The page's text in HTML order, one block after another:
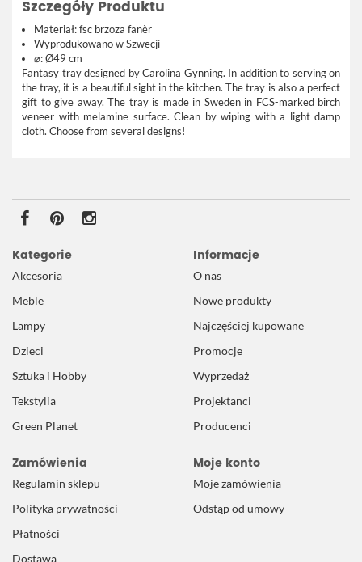
Szczegóły Produktu
Materiał: fsc brzoza fanèr
Wyprodukowano w Szwecji
⌀: Ø49 cm
Fantasy tray designed by Carolina Gynning. In addition to serving on
the tray, it is a beautiful sight in the kitchen. The tray is also a perfect
gift to give away. The tray is made in Sweden in FCS-marked birch
veneer with melamine surface. Clean by wiping with a light damp
cloth. Choose from several designs!
Kategorie
Akcesoria
Meble
Lampy
Dzieci
Sztuka i Hobby
Tekstylia
Green Planet
Informacje
O nas
Nowe produkty
Najczęściej kupowane
Promocje
Wyprzedaż
Projektanci
Producenci
Zamówienia
Regulamin sklepu
Polityka prywatności
Płatności
Dostawa
Moje konto
Moje zamówienia
Odstąp od umowy